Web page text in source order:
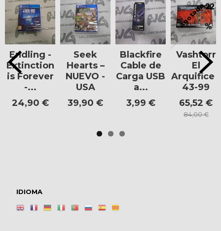
IDIOMA
Endling -
Extinction
is Forever
-...
24,90 €
Seek
Hearts –
NUEVO -
USA
39,90 €
Blackfire
Cable de
Carga USB
a...
3,99 €
Agotado-22
%
Vashtorr
El
Arquifice -
43-99
65,52 €
84,00 €